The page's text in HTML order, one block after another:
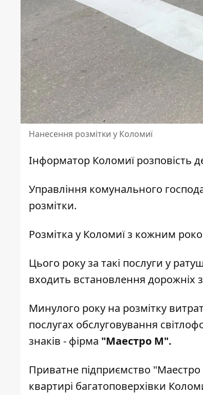
Нанесення розмітки у Коломиї
Інформатор Коломиїрозповість
Управління комунального
розмітки.
Розмітка у Коломиї з кожним
Цього року за такі послуги у
входить встановлення дорожніх
Минулого року на розмітку
послугах обслуговування
знаків - фірма "Маестро М".
Приватне підприємство
квартирі багатоповерхівки